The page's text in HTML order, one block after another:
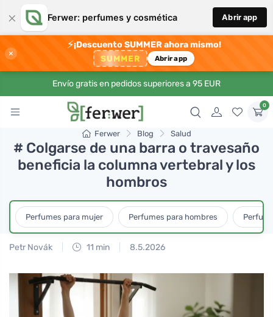
× Ferwer: perfumes y cosmética Abrir app
×
⚡¡Descuento SUMMER ahora mismo!
SUMMER Abrir app
Envío gratis en pedidos superiores a 95 EUR
0
Ferwer Blog Salud
# Colgarse de una barra o travesaño
beneficia la columna vertebral y los
hombros
Perfumes para mujer Perfumes para hombres
Petr Novák 11 min 8.5.2026